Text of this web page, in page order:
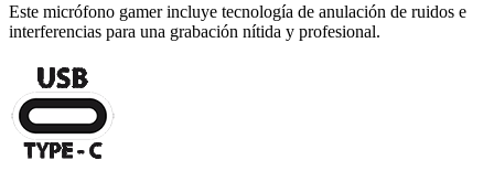
Este micrófono gamer incluye tecnología de anulación de ruidos e
interferencias para una grabación nítida y profesional.